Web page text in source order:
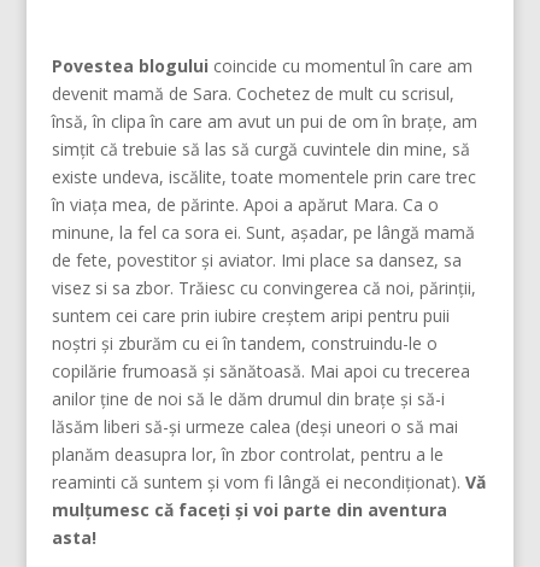
Povestea blogului coincide cu momentul în care am
devenit mamă de Sara. Cochetez de mult cu scrisul,
însă, în clipa în care am avut un pui de om în brațe, am
simțit că trebuie să las să curgă cuvintele din mine, să
existe undeva, iscălite, toate momentele prin care trec
în viața mea, de părinte. Apoi a apărut Mara. Ca o
minune, la fel ca sora ei. Sunt, așadar, pe lângă mamă
de fete, povestitor și aviator. Imi place sa dansez, sa
visez si sa zbor. Trăiesc cu convingerea că noi, părinţii,
suntem cei care prin iubire creştem aripi pentru puii
noştri şi zburăm cu ei în tandem, construindu-le o
copilărie frumoasă şi sănătoasă. Mai apoi cu trecerea
anilor ține de noi să le dăm drumul din braţe și să-i
lăsăm liberi să-și urmeze calea (deşi uneori o să mai
planăm deasupra lor, în zbor controlat, pentru a le
reaminti că suntem şi vom fi lângă ei necondiţionat). Vă
mulțumesc că faceți și voi parte din aventura
asta!